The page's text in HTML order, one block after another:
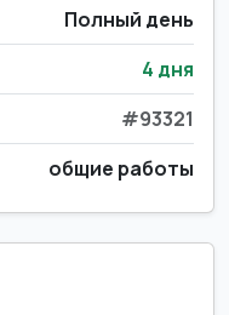
Полный день
4 дня
#93321
общие работы